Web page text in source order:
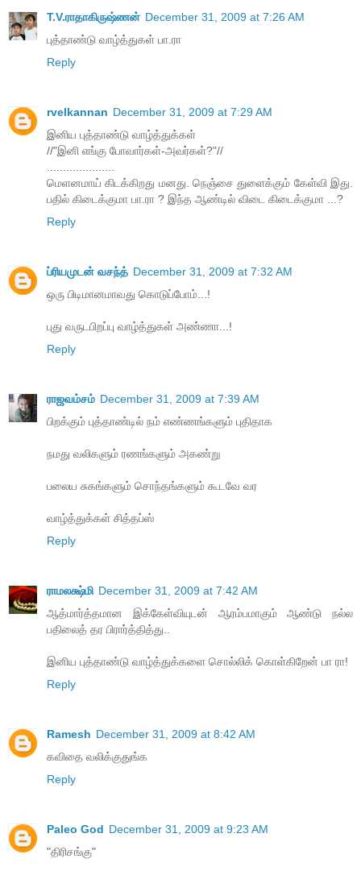
T.V.ராதாகிருஷ்ணன் December 31, 2009 at 7:26 AM
புத்தாண்டு வாழ்த்துகள் பா.ரா
Reply
rvelkannan December 31, 2009 at 7:29 AM
இனிய புத்தாண்டு வாழ்த்துக்கள்
//"இனி எங்கு போவார்கள்-அவர்கள்?"//
மெளனமாய் கிடக்கிறது மனது. நெஞ்சை துளைக்கும் கேள்வி இது.
பதில் கிடைக்குமா பா.ரா ? இந்த ஆண்டில் விடை கிடைக்குமா ...?
Reply
ப்ரியமுடன் வசந்த் December 31, 2009 at 7:32 AM
ஒரு பிடிமானமாவது கொடுப்போம்...!
புது வருடபிறப்பு வாழ்த்துகள் அண்ணா...!
Reply
ராஜவம்சம் December 31, 2009 at 7:39 AM
பிறக்கும் புத்தாண்டில் நம் எண்ணங்களும் புதிதாக
நமது வலிகளும் ரணங்களும் அகண்று
பலைய சுகங்களும் சொந்தங்களும் கூடவே வர
வாழ்த்துக்கள் சித்தப்ஸ்
Reply
ராமலக்ஷ்மி December 31, 2009 at 7:42 AM
ஆத்மார்த்தமான இக்கேள்வியுடன் ஆரம்பமாகும் ஆண்டு நல்ல
பதிலைத் தர பிரார்த்தித்து..
இனிய புத்தாண்டு வாழ்த்துக்களை சொல்லிக் கொள்கிறேன் பா ரா!
Reply
Ramesh December 31, 2009 at 8:42 AM
கவிதை வலிக்குதுங்க
Reply
Paleo God December 31, 2009 at 9:23 AM
"திரிசங்கு"